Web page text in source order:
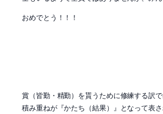
おめでとう！！！
賞（皆勤・精勤）を貰うために修練する訳
積み重ねが『かたち（結果）』となって表